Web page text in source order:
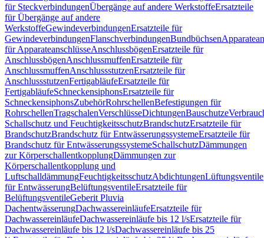
für SteckverbindungenÜbergänge auf andere WerkstoffeErsatzteile
für Übergänge auf andere
WerkstoffeGewindeverbindungenErsatzteile für
GewindeverbindungenFlanschverbindungenBundbüchsen
für ApparateanschlüsseAnschlussbögenErsatzteile für
AnschlussbögenAnschlussmuffenErsatzteile für
AnschlussmuffenAnschlussstutzenErsatzteile für
AnschlussstutzenFertigabläufeErsatzteile für
FertigabläufeSchneckensiphonsErsatzteile für
SchneckensiphonsZubehörRohrschellenBefestigungen für
RohrschellenTragschalenVerschlüsseDichtungenBauschutze
Schallschutz und FeuchtigkeitsschutzBrandschutzErsatzteile für
BrandschutzBrandschutz für EntwässerungssystemeErsatzteile für
Brandschutz für EntwässerungssystemeSchallschutzDämmungen
zur KörperschallentkopplungDämmungen zur
Körperschallentkopplung und
LuftschalldämmungFeuchtigkeitsschutzAbdichtungenLüftungsventile
für EntwässerungBelüftungsventileErsatzteile für
BelüftungsventileGeberit Pluvia
DachentwässerungDachwassereinläufeErsatzteile für
DachwassereinläufeDachwassereinläufe bis 12 l/sErsatzteile für
Dachwassereinläufe bis 12 l/sDachwassereinläufe bis 25